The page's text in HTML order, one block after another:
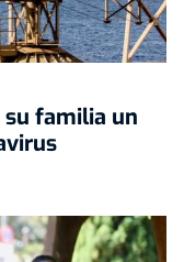
su familia un